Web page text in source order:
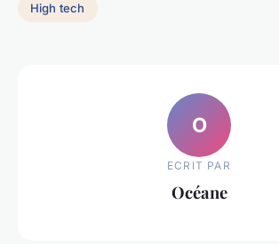
High tech
O
ECRIT PAR
Océane